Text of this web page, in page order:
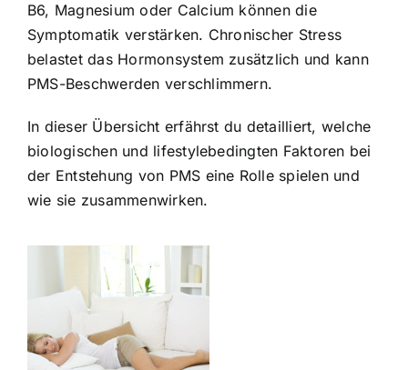
B6, Magnesium oder Calcium können die
Symptomatik verstärken. Chronischer Stress
belastet das Hormonsystem zusätzlich und kann
PMS-Beschwerden verschlimmern.
In dieser Übersicht erfährst du detailliert, welche
biologischen und lifestylebedingten Faktoren bei
der Entstehung von PMS eine Rolle spielen und
wie sie zusammenwirken.